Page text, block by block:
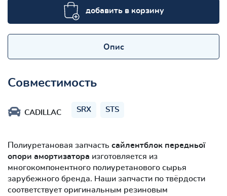
добавить в корзину
Опис
Совместимость
CADILLAC SRX STS
Полиуретановая запчасть сайлентблок передньої
опори амортизатора изготовляется из
многокомпонентного полиуретанового сырья
зарубежного бренда. Наши запчасти по твёрдости
соответствует оригинальным резиновым